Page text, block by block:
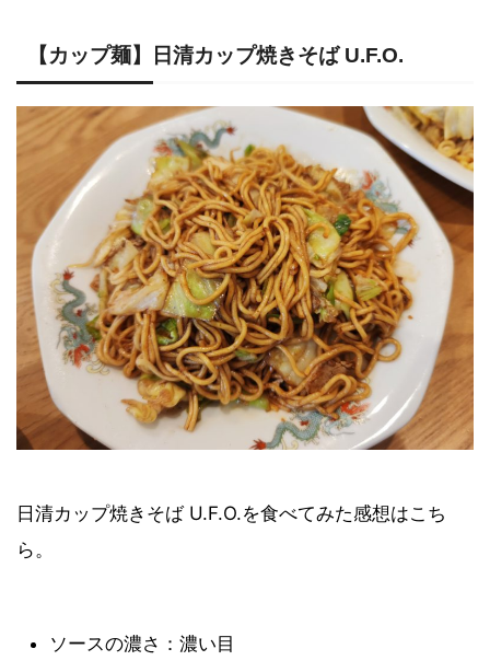
【カップ麺】日清カップ焼きそば U.F.O.
日清カップ焼きそば U.F.O.を食べてみた感想はこち
ら。
ソースの濃さ：濃い目